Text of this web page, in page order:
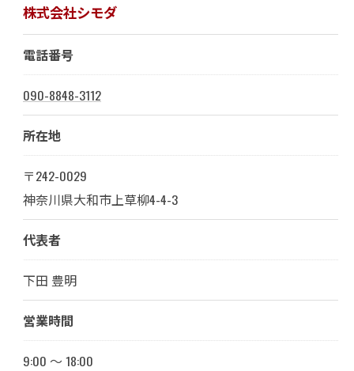
株式会社シモダ
電話番号
090-8848-3112
所在地
〒242-0029
神奈川県大和市上草柳4-4-3
代表者
下田 豊明
営業時間
9:00 ～ 18:00